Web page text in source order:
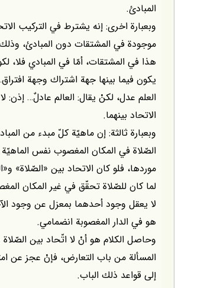
المبادئ.
وبعبارة اخرى: إنه يشترط في التركيب
موجودة في المشتقات دون المبادئ، وذلك
هذا في المشتقات، أمّا في المبادي فلا،
يكون فيما بينها جهة اشتراك وجهة
العلم عدل، لكنْ يقال: العالم عادلٌ…
الاتحاد بينهما.
وبعبارة ثالثة: إن ماهيّة كلّ مبدء من
الصّلاة في المكان المغصوب نفس
موردها، فلو كان الاتحاد بين «الصّلاة»
لما كان للصّلاة تحقّق في غير المكان
لا يعقل وجود أحدهما بمعزل عن وجود
هو في الدار المغصوبة انضمامي.
وحاصل الكلام هو أنْ لا اتّحاد بين
المسألة من باب التعارض، فإنْ عجز عن
إلى قواعد ذلك الباب.